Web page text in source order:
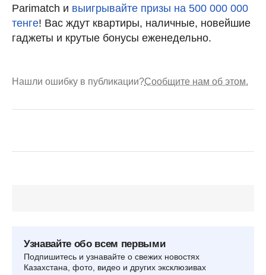
Parimatch и выигрывайте призы на 500 000 000
тенге! Вас ждут квартиры, наличные, новейшие
гаджеты и крутые бонусы еженедельно.
Нашли ошибку в публикации?Сообщите нам об этом.
Узнавайте обо всем первыми
Подпишитесь и узнавайте о свежих новостях
Казахстана, фото, видео и других эксклюзивах